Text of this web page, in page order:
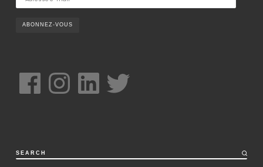
Facebook Instagram LinkedIn
SEARCH